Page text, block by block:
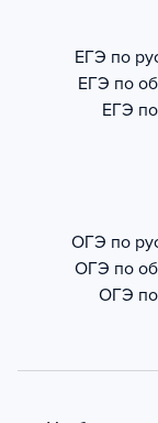
ЕГЭ по
ЕГЭ по
ЕГЭ
ОГЭ по
ОГЭ по
ОГЭ